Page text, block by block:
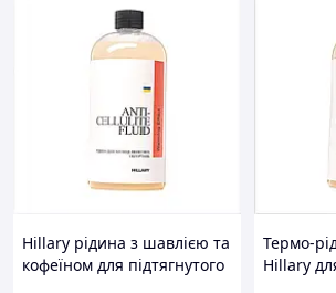
Гаряче обгортання
розширює
активізує кровообіг. У ході
через відкриті пори на поверхню
завдяки посиленню кровообігу.
обгортання дуже фізіологічне, воно
протипоказане лише за
Антицелюлітна олія
пом'якшує
зменшує тертя під час масажу та
ефект. Доречно використовувати
домашнього розтирання сухою
нанесення скраба.
Hillary рідина з шавлією та
кофеїном для підтягнутого
Термо-
Hillary